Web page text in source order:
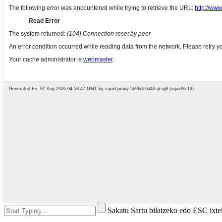
Sakatu Sartu bilatzeko edo ESC